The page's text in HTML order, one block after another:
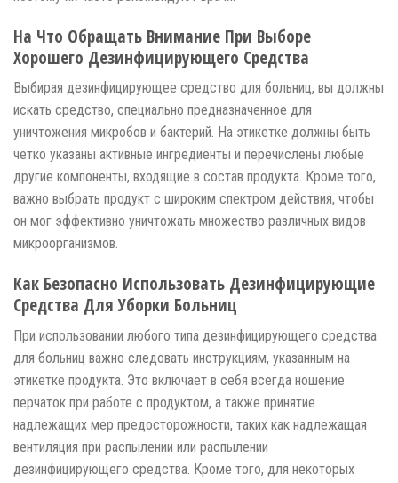
На Что Обращать Внимание При Выборе
Хорошего Дезинфицирующего Средства
Выбирая дезинфицирующее средство для больниц, вы должны
искать средство, специально предназначенное для
уничтожения микробов и бактерий. На этикетке должны быть
четко указаны активные ингредиенты и перечислены любые
другие компоненты, входящие в состав продукта. Кроме того,
важно выбрать продукт с широким спектром действия, чтобы
он мог эффективно уничтожать множество различных видов
микроорганизмов.
Как Безопасно Использовать Дезинфицирующие
Средства Для Уборки Больниц
При использовании любого типа дезинфицирующего средства
для больниц важно следовать инструкциям, указанным на
этикетке продукта. Это включает в себя всегда ношение
перчаток при работе с продуктом, а также принятие
надлежащих мер предосторожности, таких как надлежащая
вентиляция при распылении или распылении
дезинфицирующего средства. Кроме того, для некоторых